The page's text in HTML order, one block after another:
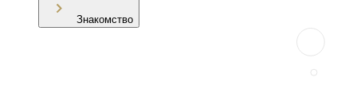
Знакомство